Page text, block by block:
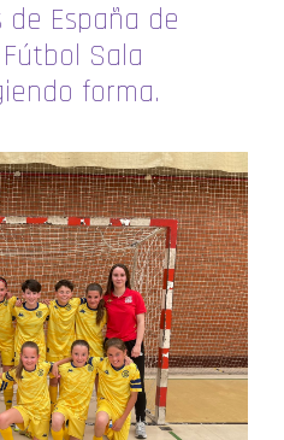
España de
Sala
forma.